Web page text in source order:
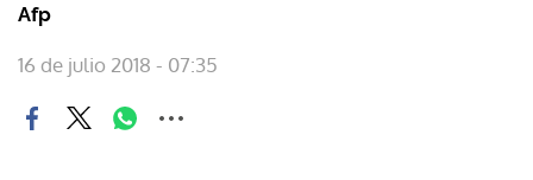
Afp
16 de julio 2018 - 07:35